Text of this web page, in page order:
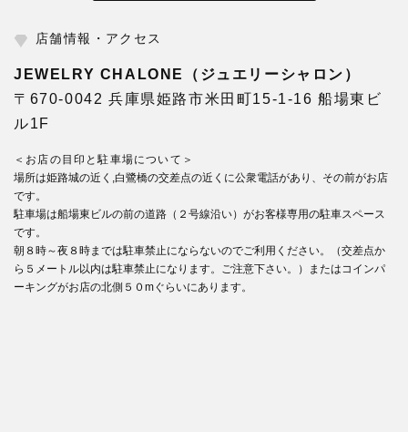
店舗情報・アクセス
JEWELRY CHALONE（ジュエリーシャロン）
〒670-0042 兵庫県姫路市米田町15-1-16 船場東ビ
ル1F
＜お店の目印と駐車場について＞
場所は姫路城の近く,白鷺橋の交差点の近くに公衆電話があり、その前がお店
です。
駐車場は船場東ビルの前の道路（２号線沿い）がお客様専用の駐車スペース
です。
朝８時～夜８時までは駐車禁止にならないのでご利用ください。（交差点か
ら５メートル以内は駐車禁止になります。ご注意下さい。）またはコインパ
ーキングがお店の北側５０mぐらいにあります。